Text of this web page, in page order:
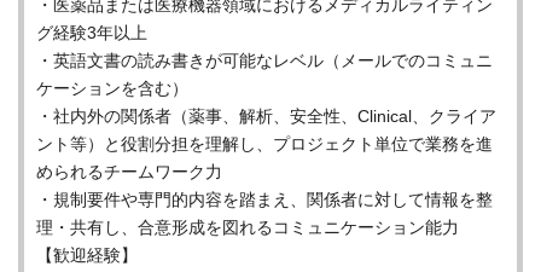
・医薬品または医療機器領域におけるメディカルライティン
グ経験3年以上
・英語文書の読み書きが可能なレベル（メールでのコミュニ
ケーションを含む）
・社内外の関係者（薬事、解析、安全性、Clinical、クライア
ント等）と役割分担を理解し、プロジェクト単位で業務を進
められるチームワーク力
・規制要件や専門的内容を踏まえ、関係者に対して情報を整
理・共有し、合意形成を図れるコミュニケーション能力
【歓迎経験】